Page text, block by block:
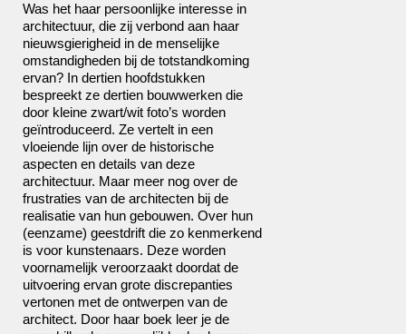
Was het haar persoonlijke interesse in
architectuur, die zij verbond aan haar
nieuwsgierigheid in de menselijke
omstandigheden bij de totstandkoming
ervan? In dertien hoofdstukken
bespreekt ze dertien bouwwerken die
door kleine zwart/wit foto’s worden
geïntroduceerd. Ze vertelt in een
vloeiende lijn over de historische
aspecten en details van deze
architectuur. Maar meer nog over de
frustraties van de architecten bij de
realisatie van hun gebouwen. Over hun
(eenzame) geestdrift die zo kenmerkend
is voor kunstenaars. Deze worden
voornamelijk veroorzaakt doordat de
uitvoering ervan grote discrepanties
vertonen met de ontwerpen van de
architect. Door haar boek leer je de